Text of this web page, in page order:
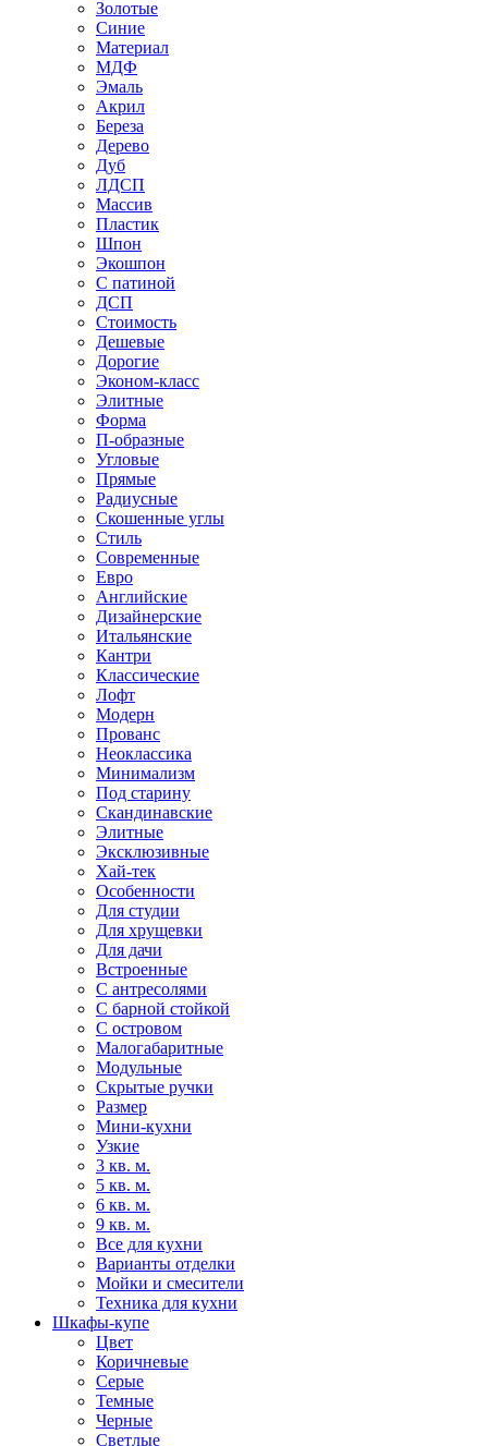
Золотые
Синие
Материал
МДФ
Эмаль
Акрил
Береза
Дерево
Дуб
ЛДСП
Массив
Пластик
Шпон
Экошпон
С патиной
ДСП
Стоимость
Дешевые
Дорогие
Эконом-класс
Элитные
Форма
П-образные
Угловые
Прямые
Радиусные
Скошенные углы
Стиль
Современные
Евро
Английские
Дизайнерские
Итальянские
Кантри
Классические
Лофт
Модерн
Прованс
Неоклассика
Минимализм
Под старину
Скандинавские
Элитные
Эксклюзивные
Хай-тек
Особенности
Для студии
Для хрущевки
Для дачи
Встроенные
С антресолями
С барной стойкой
С островом
Малогабаритные
Модульные
Скрытые ручки
Размер
Мини-кухни
Узкие
3 кв. м.
5 кв. м.
6 кв. м.
9 кв. м.
Все для кухни
Варианты отделки
Мойки и смесители
Техника для кухни
Шкафы-купе
Цвет
Коричневые
Серые
Темные
Черные
Светлые